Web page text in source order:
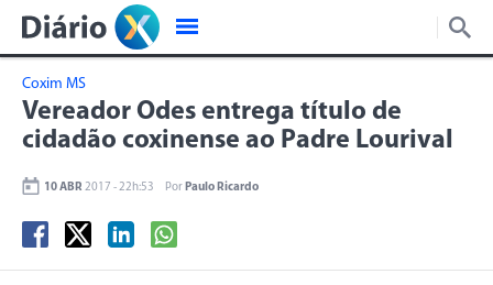
Coxim MS
Vereador Odes entrega título de
cidadão coxinense ao Padre Lourival
10 ABR 2017 - 22h:53 Por Paulo Ricardo